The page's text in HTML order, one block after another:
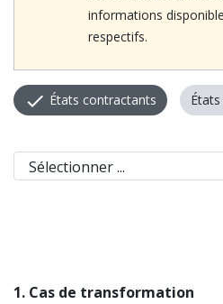
informations
respectifs.
États contractants
1. Cas de transformation